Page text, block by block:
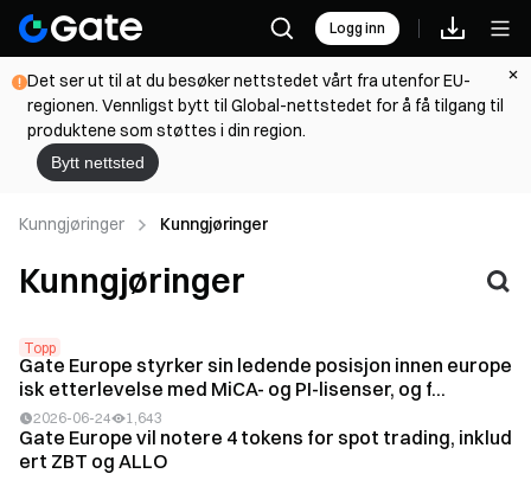
Logg inn
Det ser ut til at du besøker nettstedet vårt fra utenfor EU-
regionen. Vennligst bytt til Global-nettstedet for å få tilgang til
produktene som støttes i din region.
Bytt nettsted
Kunngjøringer Kunngjøringer
Kunngjøringer
Topp
Gate Europe styrker sin ledende posisjon innen europe
isk etterlevelse med MiCA- og PI-lisenser, og f...
2026-06-24 1,643
Gate Europe vil notere 4 tokens for spot trading, inklud
ert ZBT og ALLO